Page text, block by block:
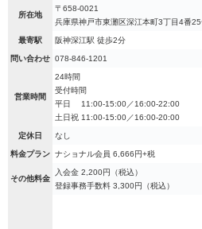
所在地
〒658-0021
兵庫県神戸市東灘区深江本町3丁目4番
最寄駅 阪神深江駅 徒歩2分
問い合わせ 078-846-1201
営業時間
24時間
受付時間
平日 11:00-15:00／16:00-22:00
土日祝 11:00-15:00／16:00-20:00
定休日 なし
料金プラン ナショナル会員 6,666円+税
その他料金
入会金 2,200円（税込）
登録事務手数料 3,300円（税込）